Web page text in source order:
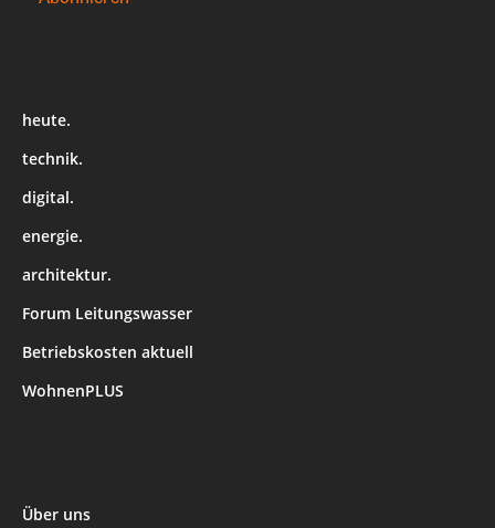
heute.
technik.
digital.
energie.
architektur.
Forum Leitungswasser
Betriebskosten aktuell
WohnenPLUS
Über uns